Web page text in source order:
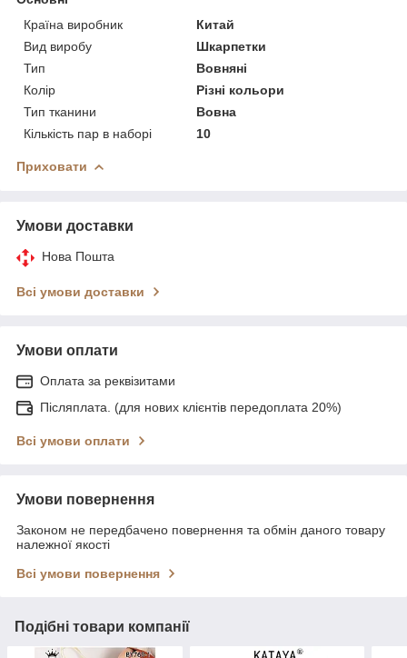
Країна виробник
Китай
Вид виробу
Шкарпетки
Тип
Вовняні
Колір
Різні кольори
Тип тканини
Вовна
Кількість пар в наборі
10
Приховати
Умови доставки
Нова Пошта
Всі умови доставки
Умови оплати
Оплата за реквізитами
Післяплата. (для нових клієнтів передоплата 20%)
Всі умови оплати
Умови повернення
Законом не передбачено повернення та обмін даного товару
належної якості
Всі умови повернення
Подібні товари компанії